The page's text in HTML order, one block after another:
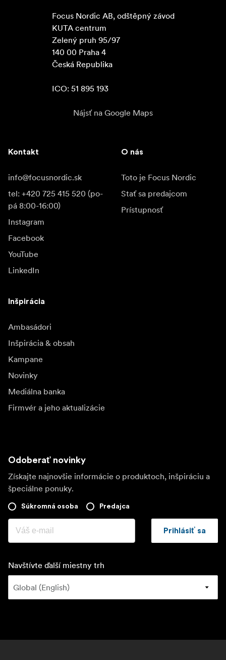
Focus Nordic AB, odštěpný závod
KUTA centrum
Zelený pruh 95/97
140 00 Praha 4
Česká Republika
ICO: 51 895 193
Nájsť na Google Maps
Kontakt
info@focusnordic.sk
tel: +420 725 415 520 (po-
pá 8:00-16:00)
Instagram
Facebook
YouTube
LinkedIn
O nás
Toto je Focus Nordic
Stať sa predajcom
Prístupnosť
Inšpirácia
Ambasádori
Inšpirácia & obsah
Kampane
Novinky
Mediálna banka
Firmvér a jeho aktualizácie
Odoberať novinky
Získajte najnovšie informácie o produktoch, inšpiráciu a
špeciálne ponuky.
Súkromná osoba Predajca
Prihlásiť sa
Navštívte ďalší miestny trh